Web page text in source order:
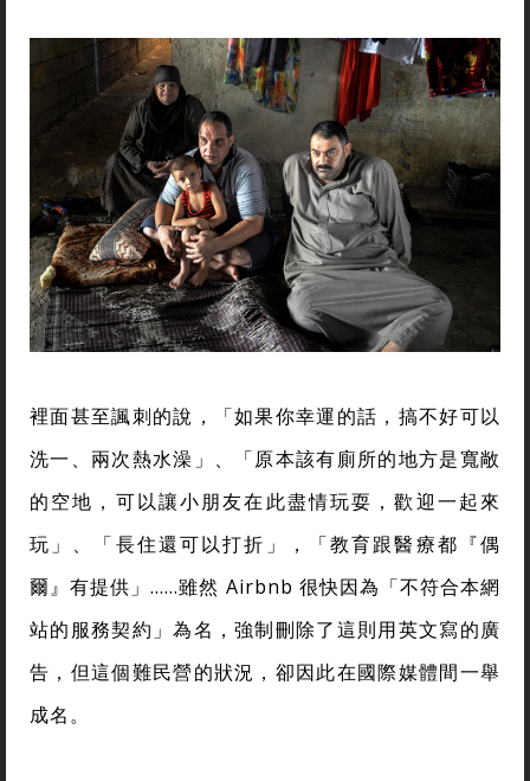
裡面甚至諷刺的說，「如果你幸運的話，搞不好可以
洗一、兩次熱水澡」、「原本該有廁所的地方是寬敞
的空地，可以讓小朋友在此盡情玩耍，歡迎一起來
玩」、「長住還可以打折」，「教育跟醫療都『偶
爾』有提供」……雖然 Airbnb 很快因為「不符合本網
站的服務契約」為名，強制刪除了這則用英文寫的廣
告，但這個難民營的狀況，卻因此在國際媒體間一舉
成名。